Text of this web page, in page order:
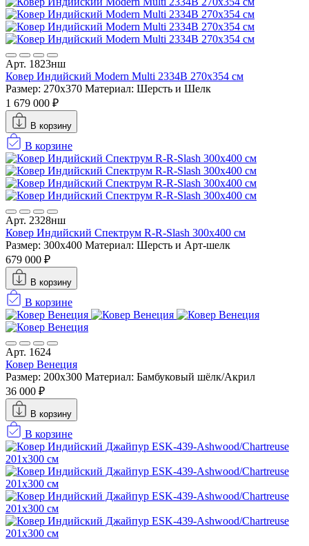
Арт. 1823нш
Ковер Индийский Modern Multi 2334B 270x354 см
Размер: 270x370 Материал: Шерсть и Шелк
1 679 000 ₽
В корзину
В корзине
Арт. 2328нш
Ковер Индийский Спектрум R-R-Slash 300x400 см
Размер: 300x400 Материал: Шерсть и Арт-шелк
679 000 ₽
В корзину
В корзине
Арт. 1624
Ковер Венеция
Размер: 200x300 Материал: Бамбуковый шёлк/Акрил
36 000 ₽
В корзину
В корзине